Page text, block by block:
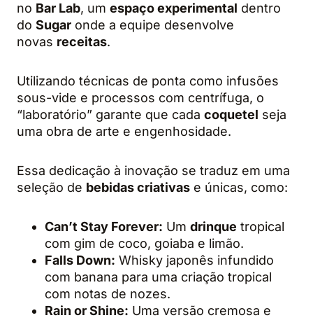
no Bar Lab, um espaço experimental dentro
do Sugar onde a equipe desenvolve
novas receitas.
Utilizando técnicas de ponta como infusões
sous-vide e processos com centrífuga, o
“laboratório” garante que cada coquetel seja
uma obra de arte e engenhosidade.
Essa dedicação à inovação se traduz em uma
seleção de bebidas criativas e únicas, como:
Can’t Stay Forever: Um drinque tropical
com gim de coco, goiaba e limão.
Falls Down: Whisky japonês infundido
com banana para uma criação tropical
com notas de nozes.
Rain or Shine: Uma versão cremosa e